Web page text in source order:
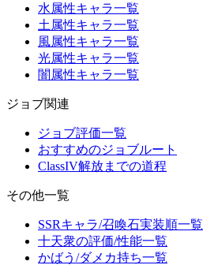
水属性キャラ一覧
土属性キャラ一覧
風属性キャラ一覧
光属性キャラ一覧
闇属性キャラ一覧
ジョブ関連
ジョブ評価一覧
おすすめのジョブルート
ClassIV解放までの道程
その他一覧
SSRキャラ/召喚石実装順一覧
十天衆の評価/性能一覧
かばう/ダメカ持ち一覧